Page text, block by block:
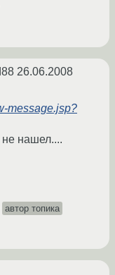
26.06.2008
message.jsp?
не нашел....
автор топика